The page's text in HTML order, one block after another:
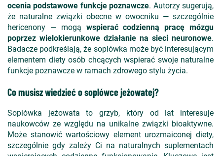
ocenia podstawowe funkcje poznawcze. Autorzy sugerują,
że naturalne związki obecne w owocniku — szczególnie
hericenony — mogą wspierać codzienną pracę mózgu
poprzez wielokierunkowe działanie na sieci neuronowe.
Badacze podkreślają, że soplówka może być interesującym
elementem diety osób chcących wspierać swoje naturalne
funkcje poznawcze w ramach zdrowego stylu życia.
Co musisz wiedzieć o soplówce jeżowatej?
Soplówka jeżowata to grzyb, który od lat interesuje
naukowców ze względu na unikalne związki bioaktywne.
Może stanowić wartościowy element urozmaiconej diety,
szczególnie gdy zależy Ci na naturalnych suplementach